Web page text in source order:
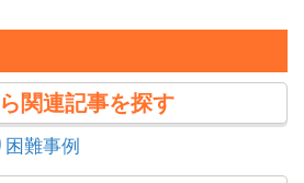
関連記事を探す
難事例